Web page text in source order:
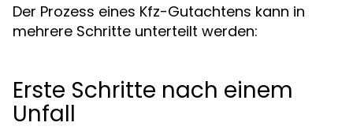
Der Prozess eines Kfz-Gutachtens kann in
mehrere Schritte unterteilt werden:
Erste Schritte nach einem
Unfall